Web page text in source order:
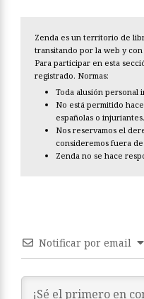
Zenda es un territorio de
transitando por la web y
Para participar en esta
registrado. Normas:
Toda alusión personal
No está permitido
españolas o injuriantes.
Nos reservamos el
consideremos fuera de
Zenda no se hace
Notificar por email